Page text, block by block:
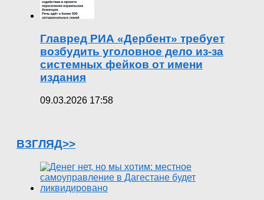
Главред РИА «Дербент» требует
возбудить уголовное дело из-за
системных фейков от имени
издания
09.03.2026 17:58
ВЗГЛЯД>>